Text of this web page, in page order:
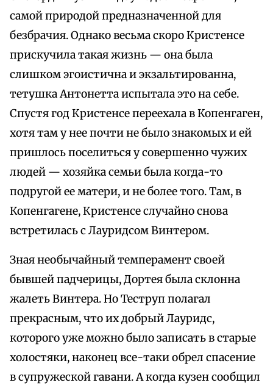
самой природой предназначенной для
безбрачия. Однако весьма скоро Кристенсе
прискучила такая жизнь — она была
слишком эгоистична и экзальтированна,
тетушка Антонетта испытала это на себе.
Спустя год Кристенсе переехала в Копенгаген,
хотя там у нее почти не было знакомых и ей
пришлось поселиться у совершенно чужих
людей — хозяйка семьи была когда-то
подругой ее матери, и не более того. Там, в
Копенгагене, Кристенсе случайно снова
встретилась с Лауридсом Винтером.
Зная необычайный темперамент своей
бывшей падчерицы, Дортея была склонна
жалеть Винтера. Но Теструп полагал
прекрасным, что их добрый Лауридс,
которого уже можно было записать в старые
холостяки, наконец все-таки обрел спасение
в супружеской гавани. А когда кузен сообщил